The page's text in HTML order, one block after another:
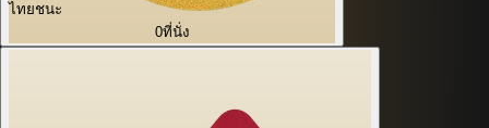
ไทยชนะ
0ที่นั่ง